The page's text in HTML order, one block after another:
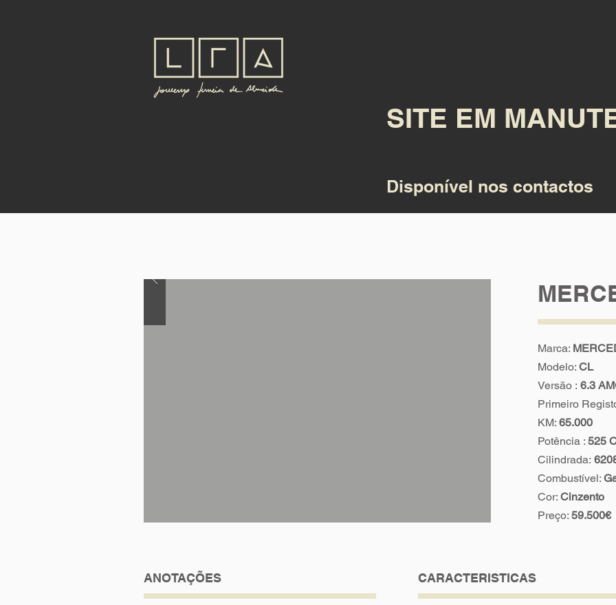
SITE EM
Disponível nos contactos
Marca:
Modelo: CL
Versão : 6.3
Primeiro
KM: 65.000
Potência : 525
Cilindrada:
Combustível:
Cor: Cinzento
Preço: 59.500€
ANOTAÇÕES CARACTERISTICAS